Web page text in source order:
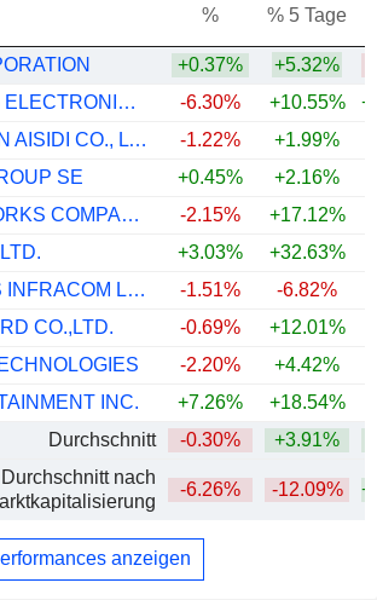
% % 5 Tage
+0.37% +5.32%
SAMSUNG ELECTRONICS CO., LTD.
-6.30% +10.55%
SHENZHEN AISIDI CO., LTD.
-1.22% +1.99%
SE
+0.45% +2.16%
SK NETWORKS COMPANY LIMITED
-2.15% +17.12%
+3.03% +32.63%
OPTIEMUS INFRACOM LIMITED
-1.51% -6.82%
CO.,LTD.
-0.69% +12.01%
-2.20% +4.42%
INC.
+7.26% +18.54%
Durchschnitt
-0.30% +3.91%
nach
-6.26% -12.09%
anzeigen